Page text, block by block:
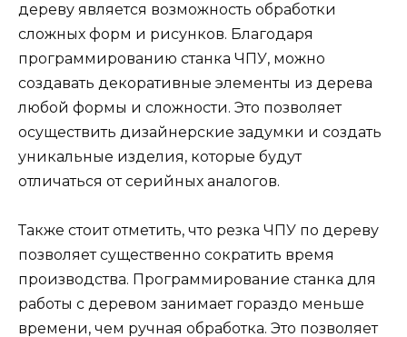
дереву является возможность обработки
сложных форм и рисунков. Благодаря
программированию станка ЧПУ, можно
создавать декоративные элементы из дерева
любой формы и сложности. Это позволяет
осуществить дизайнерские задумки и создать
уникальные изделия, которые будут
отличаться от серийных аналогов.
Также стоит отметить, что резка ЧПУ по дереву
позволяет существенно сократить время
производства. Программирование станка для
работы с деревом занимает гораздо меньше
времени, чем ручная обработка. Это позволяет